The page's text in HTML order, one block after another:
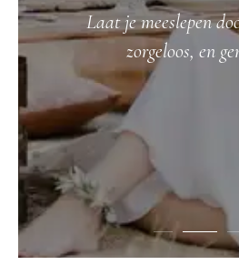
Laat je meeslepen
zorgeloos, en